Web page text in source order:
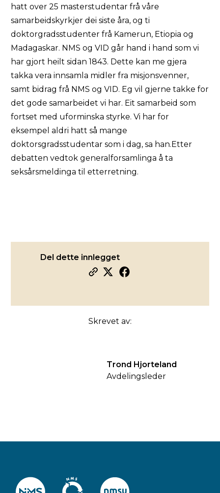
hatt over 25 masterstudentar frå våre
samarbeidskyrkjer dei siste åra, og ti
doktorgradsstudenter frå Kamerun, Etiopia og
Madagaskar. NMS og VID går hand i hand som vi
har gjort heilt sidan 1843. Dette kan me gjera
takka vera innsamla midler fra misjonsvenner,
samt bidrag frå NMS og VID. Eg vil gjerne takke for
det gode samarbeidet vi har. Eit samarbeid som
fortset med uforminska styrke. Vi har for
eksempel aldri hatt så mange
doktorsgradsstudentar som i dag, sa han.Etter
debatten vedtok generalforsamlinga å ta
seksårsmeldinga til etterretning.
Del dette innlegget
Skrevet av:
Trond Hjorteland
Avdelingsleder